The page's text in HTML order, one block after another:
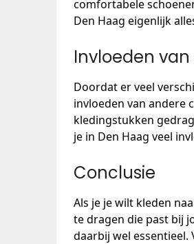
comfortabele
Den Haag eigenlijk
Invloeden
Doordat er veel
invloeden van andere
kledingstukken
je in Den Haag veel
Conclusie
Als je je wilt kleden
te dragen die past bij
daarbij wel